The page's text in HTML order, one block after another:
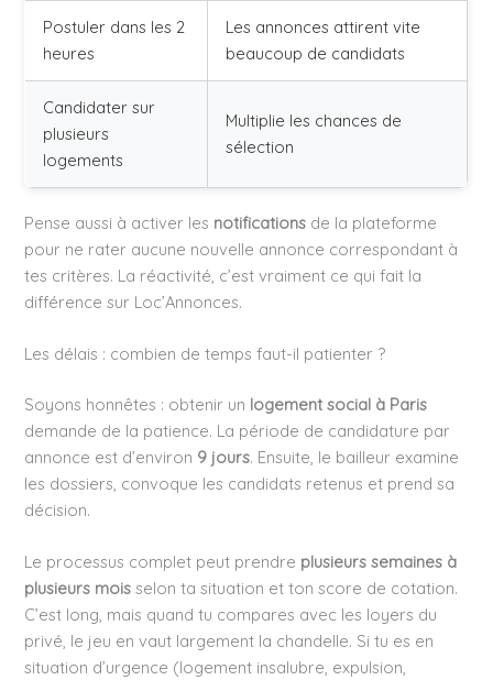
Postuler dans les 2
heures
Les annonces attirent vite
beaucoup de candidats
Candidater sur
plusieurs
logements
Multiplie les chances de
sélection
Pense aussi à activer les notifications de la plateforme
pour ne rater aucune nouvelle annonce correspondant à
tes critères. La réactivité, c’est vraiment ce qui fait la
différence sur Loc’Annonces.
Les délais : combien de temps faut-il patienter ?
Soyons honnêtes : obtenir un logement social à Paris
demande de la patience. La période de candidature par
annonce est d’environ 9 jours. Ensuite, le bailleur examine
les dossiers, convoque les candidats retenus et prend sa
décision.
Le processus complet peut prendre plusieurs semaines à
plusieurs mois selon ta situation et ton score de cotation.
C’est long, mais quand tu compares avec les loyers du
privé, le jeu en vaut largement la chandelle. Si tu es en
situation d’urgence (logement insalubre, expulsion,